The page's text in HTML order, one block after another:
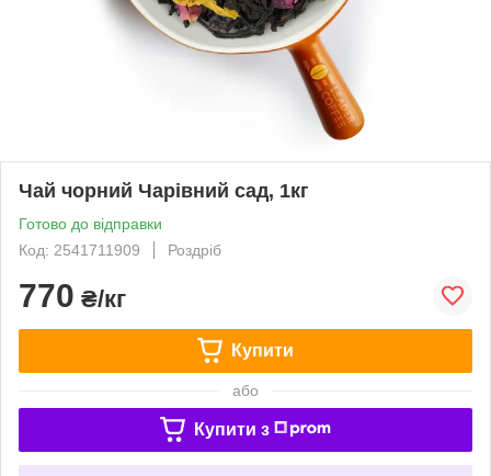
Чай чорний Чарівний сад, 1кг
Готово до відправки
Код: 2541711909
Роздріб
770 ₴/кг
Купити
або
Купити з